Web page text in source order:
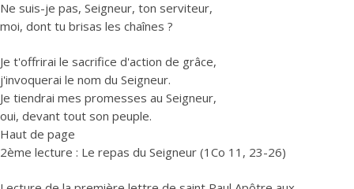
Ne suis-je pas, Seigneur, ton serviteur,
moi, dont tu brisas les chaînes ?
Je t'offrirai le sacrifice d'action de grâce,
j'invoquerai le nom du Seigneur.
Je tiendrai mes promesses au Seigneur,
oui, devant tout son peuple.
Haut de page
2ème lecture : Le repas du Seigneur (1Co 11, 23-26)